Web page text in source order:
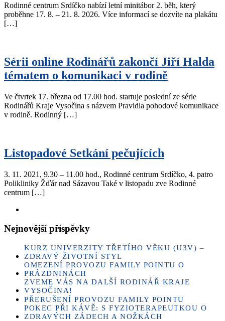
Rodinné centrum Srdíčko nabízí letní minitábor 2. běh, který
proběhne 17. 8. – 21. 8. 2026. Více informací se dozvíte na plakátu
[…]
Sérii online Rodinářů zakončí Jiří Halda
tématem o komunikaci v rodině
Ve čtvrtek 17. března od 17.00 hod. startuje poslední ze série
Rodinářů Kraje Vysočina s názvem Pravidla pohodové komunikace
v rodině. Rodinný […]
Listopadové Setkání pečujících
3. 11. 2021, 9.30 – 11.00 hod., Rodinné centrum Srdíčko, 4. patro
Polikliniky Žďár nad Sázavou Také v listopadu zve Rodinné
centrum […]
Nejnovější příspěvky
KURZ UNIVERZITY TŘETÍHO VĚKU (U3V) –
ZDRAVÝ ŽIVOTNÍ STYL
OMEZENÍ PROVOZU FAMILY POINTU O
PRÁZDNINÁCH
ZVEME VÁS NA DALŠÍ RODINÁŘ KRAJE
VYSOČINA!
PŘERUŠENÍ PROVOZU FAMILY POINTU
POKEC PŘI KÁVĚ: S FYZIOTERAPEUTKOU O
ZDRAVÝCH ZÁDECH A NOŽKÁCH